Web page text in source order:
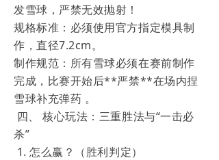
发雪球，严禁无效抛射！
规格标准：必须使用官方指定模具制
作，直径7.2cm。
制作规范：所有雪球必须在赛前制作
完成，比赛开始后**严禁**在场内捏
雪球补充弹药 。
四、 核心玩法：三重胜法与“一击必
杀”
1. 怎么赢？（胜利判定）